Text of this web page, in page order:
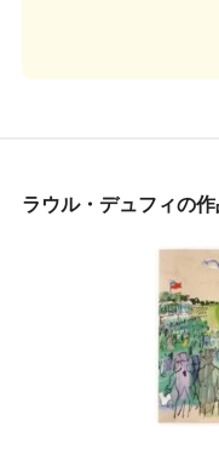
ラウル・デュフィの